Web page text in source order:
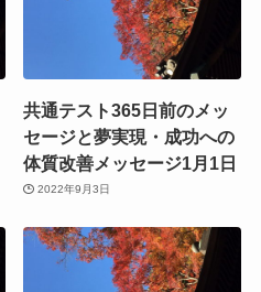
共通テスト365日前のメッ
セージと夢実現・成功への
体質改善メッセージ1月1日
2022年9月3日